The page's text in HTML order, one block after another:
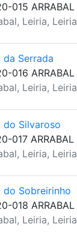
015 ARRABAL
Leiria, Leiria
da Serrada
016 ARRABAL
Leiria, Leiria
do Silvaroso
017 ARRABAL
Leiria, Leiria
do Sobreirinho
018 ARRABAL
Leiria, Leiria